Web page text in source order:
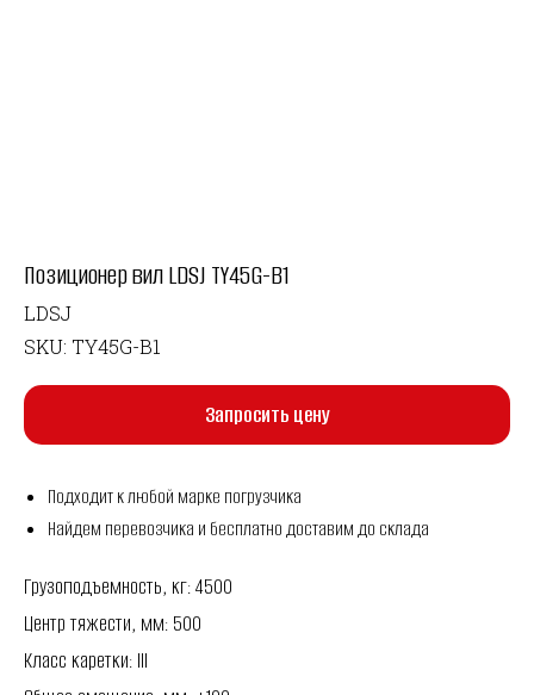
Позиционер вил LDSJ TY45G-B1
LDSJ
SKU: TY45G-B1
Запросить цену
Подходит к любой марке погрузчика
Найдем перевозчика и бесплатно доставим до склада
Грузоподъемность, кг: 4500
Центр тяжести, мм: 500
Класс каретки: III